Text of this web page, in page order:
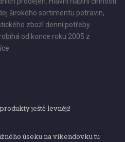
širokého sortimentu potravin,
zboží denní potřeby.
od konce roku 2005 z
ještě levněji!
úseku na víkendovku tu